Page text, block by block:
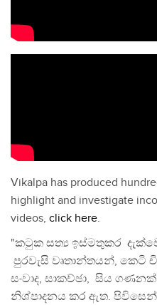
Vikalpa has produced
highlight and investigate
videos, click here.
"කටුක සත්‍ය ඉස්මතුකර
පුරවැසි වෘතාන්තයන්, කෙටි
සංවාද, සාකච්ඡා, සිය
නිශ්පාදනය කර ඇත.